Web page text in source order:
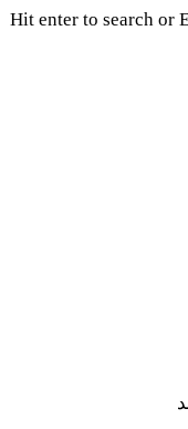
Hit enter to search or